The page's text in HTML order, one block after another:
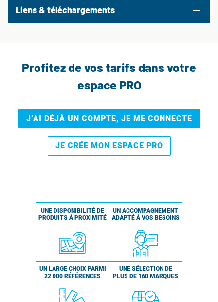
Liens & téléchargements
Profitez de vos tarifs dans votre
espace PRO
J’AI DÉJÀ UN COMPTE, JE ME CONNECTE
JE CRÉE MON ESPACE PRO
UNE DISPONIBILITÉ DE
PRODUITS À PROXIMITÉ
UN ACCOMPAGNEMENT
ADAPTÉ À VOS BESOINS
UN LARGE CHOIX PARMI
22 000 RÉFÉRENCES
UNE SÉLECTION DE
PLUS DE 160 MARQUES